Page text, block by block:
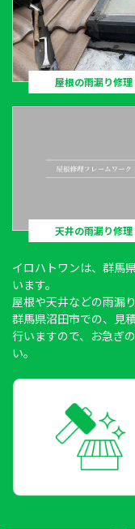
屋根の雨漏り修理
天井の雨漏り修理
イロハトワンは、群馬
います。
屋根や天井などの雨漏
群馬県沼田市での、見
行いますので、お急ぎ
い。